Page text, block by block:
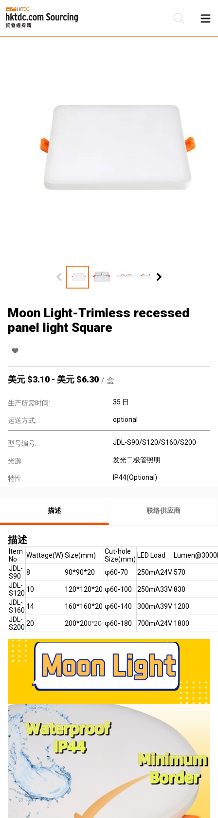
Moon Light-Trimless recessed
panel light Square
美元 $3.10 - 美元 $6.30 / 盒
生产所需时间: 35 日
运送方式: optional
型号编号: JDL-S90/S120/S160/S200
光源: 发光二极管照明
特性: IP44(Optional)
描述 联络供应商
描述
Item
No
Wattage(W) Size(mm)
Cut-hole
Size(mm) LED Load
JDL-
S90
8 90*90*20 φ60-70 250mA24V570
JDL-
S120 10 120*120*20 φ60-100 250mA33V830
JDL-
S160 14 160*160*20 φ60-140 300mA39V 1200
JDL-
S200 20 200*200*20 φ60-180 700mA24V 1800